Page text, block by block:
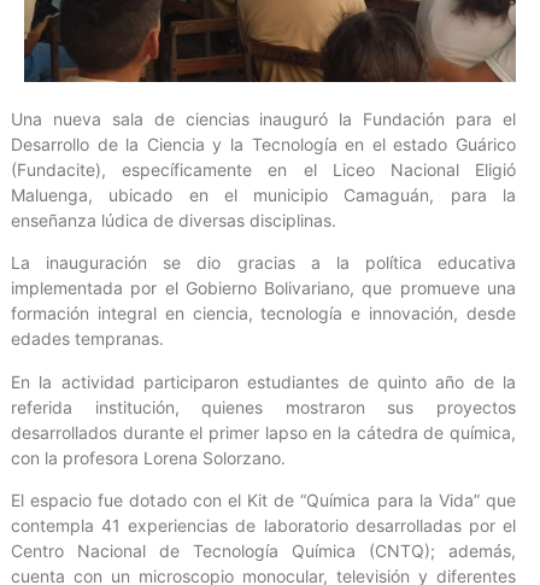
Una nueva sala de ciencias inauguró la Fundación para el
Desarrollo de la Ciencia y la Tecnología en el estado Guárico
(Fundacite), específicamente en el Liceo Nacional Eligió
Maluenga, ubicado en el municipio Camaguán, para la
enseñanza lúdica de diversas disciplinas.
La inauguración se dio gracias a la política educativa
implementada por el Gobierno Bolivariano, que promueve una
formación integral en ciencia, tecnología e innovación, desde
edades tempranas.
En la actividad participaron estudiantes de quinto año de la
referida institución, quienes mostraron sus proyectos
desarrollados durante el primer lapso en la cátedra de química,
con la profesora Lorena Solorzano.
El espacio fue dotado con el Kit de “Química para la Vida” que
contempla 41 experiencias de laboratorio desarrolladas por el
Centro Nacional de Tecnología Química (CNTQ); además,
cuenta con un microscopio monocular, televisión y diferentes